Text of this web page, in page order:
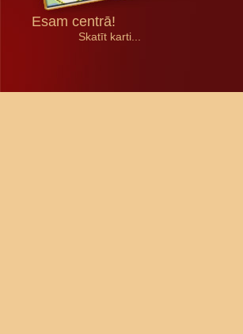
Esam centrā!
Skatīt karti...